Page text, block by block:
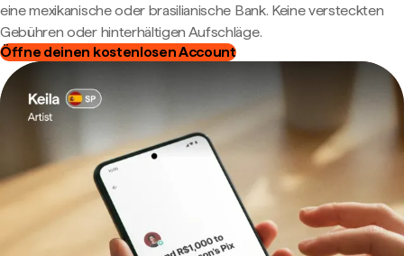
eine mexikanische oder brasilianische Bank. Keine versteckten
Gebühren oder hinterhältigen Aufschläge.
Öffne deinen kostenlosen Account